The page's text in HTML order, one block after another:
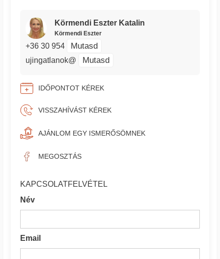
Körmendi Eszter Katalin
Körmendi Eszter
+36 30 954 Mutasd
ujingatlanok@ Mutasd
IDŐPONTOT KÉREK
VISSZAHÍVÁST KÉREK
AJÁNLOM EGY ISMERŐSÖMNEK
MEGOSZTÁS
KAPCSOLATFELVÉTEL
Név
Email